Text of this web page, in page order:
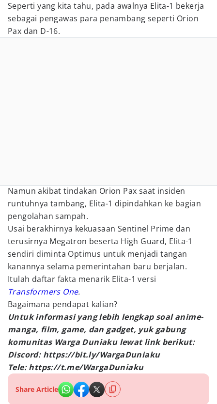
Seperti yang kita tahu, pada awalnya Elita-1 bekerja
sebagai pengawas para penambang seperti Orion
Pax dan D-16.
Namun akibat tindakan Orion Pax saat insiden
runtuhnya tambang, Elita-1 dipindahkan ke bagian
pengolahan sampah.
Usai berakhirnya kekuasaan Sentinel Prime dan
terusirnya Megatron beserta High Guard, Elita-1
sendiri diminta Optimus untuk menjadi tangan
kanannya selama pemerintahan baru berjalan.
Itulah daftar fakta menarik Elita-1 versi
Transformers One.
Bagaimana pendapat kalian?
Untuk informasi yang lebih lengkap soal anime-
manga, film, game, dan gadget, yuk gabung
komunitas Warga Duniaku lewat link berikut:
Discord: https://bit.ly/WargaDuniaku
Tele: https://t.me/WargaDuniaku
Share Article